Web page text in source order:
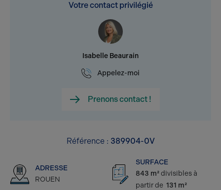
Votre contact privilégié
Isabelle Beaurain
Appelez-moi
Prenons contact !
Référence : 389904-0V
ADRESSE
ROUEN
SURFACE
843 m²divisibles à
partir de 131 m²